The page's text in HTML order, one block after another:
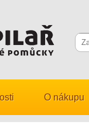
O nákupu